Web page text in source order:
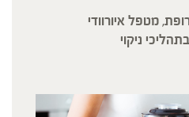
מטפל איורוודי
ניקוי